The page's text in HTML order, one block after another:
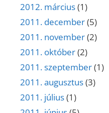
2012. március(1)
2011. december(5)
2011. november(2)
2011. október(2)
2011. szeptember(1)
2011. augusztus(3)
2011. július(1)